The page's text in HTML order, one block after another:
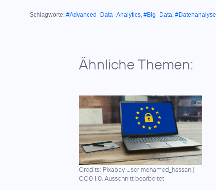
Schlagworte: #Advanced_Data_Analytics, #Big_Data, #Datenanalyse
Ähnliche Themen:
Credits: Pixabay User mohamed_hassan |
CC0 1.0, Ausschnitt bearbeitet